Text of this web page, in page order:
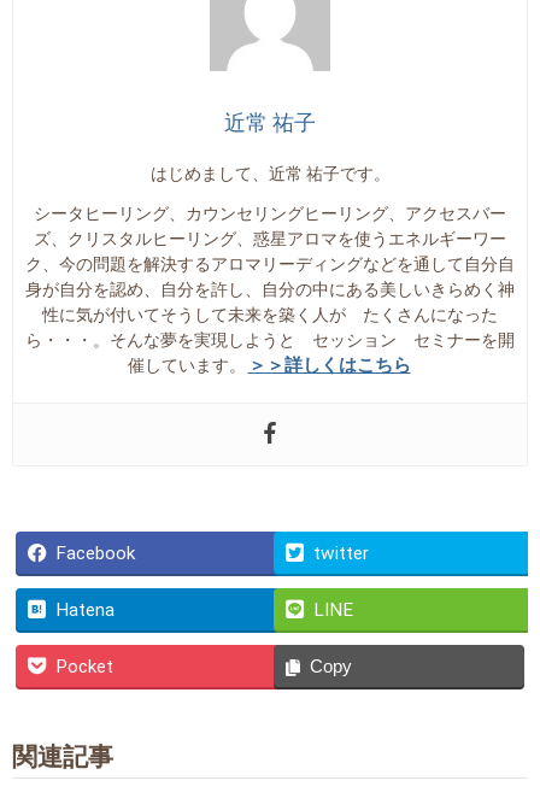
近常 祐子
はじめまして、近常 祐子です。
シータヒーリング、カウンセリングヒーリング、アクセスバー
ズ、クリスタルヒーリング、惑星アロマを使うエネルギーワー
ク、今の問題を解決するアロマリーディングなどを通して自分自
身が自分を認め、自分を許し、自分の中にある美しいきらめく神
性に気が付いてそうして未来を築く人が たくさんになった
ら・・・。そんな夢を実現しようと セッション セミナーを開
催しています。
＞＞詳しくはこちら
Facebook twitter
Hatena LINE
Pocket Copy
関連記事